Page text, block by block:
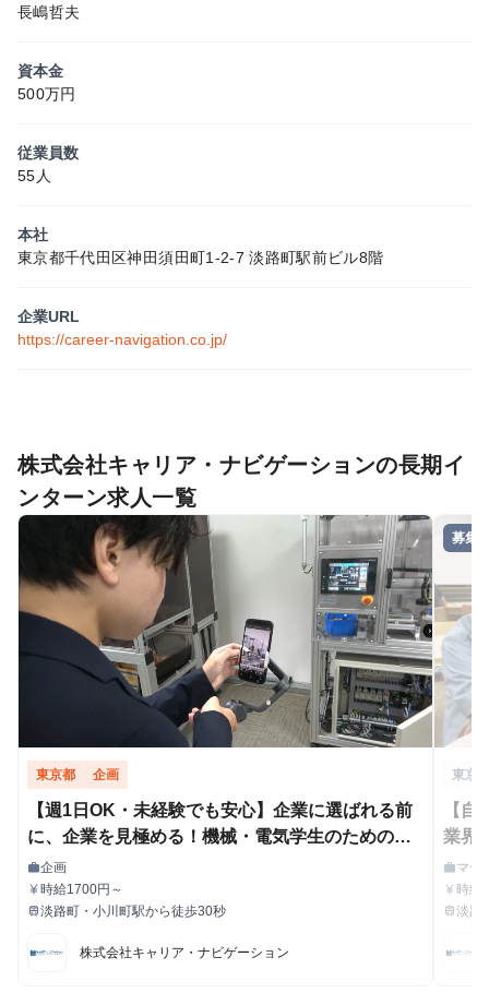
長嶋哲夫
資本金
500万円
従業員数
55人
本社
東京都千代田区神田須田町1-2-7 淡路町駅前ビル8階
企業URL
https://career-navigation.co.jp/
株式会社キャリア・ナビゲーションの長期イ
ンターン求人一覧
東京都 企画
【週1日OK・未経験でも安心】企業に選ばれる前
に、企業を見極める！機械・電気学生のための企
業取材インターン
職種
work企画
給与
currency_yen 時給1700円～
最寄駅
train淡路町・小川町駅から徒歩30秒
株式会社キャリア・ナビゲーション
募集
東京
【
業界
ーン
職種
workマー
給与
currency_yen 時給
最寄駅
train淡路